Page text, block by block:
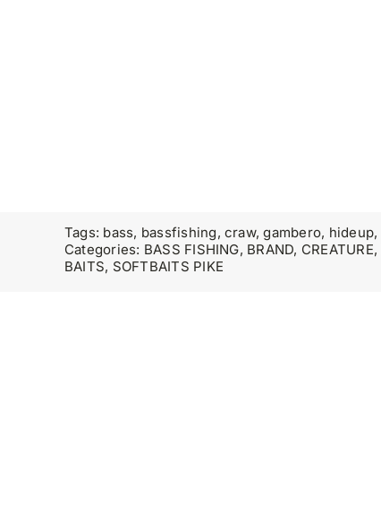
Tags: bass, bassfishing, craw,gambero, hideup,
Categories: BASS FISHING, BRAND, CREATURE,
BAITS, SOFTBAITS PIKE